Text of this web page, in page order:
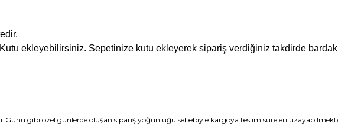
ekleyebilirsiniz. Sepetinize kutu ekleyerek sipariş verdiğiniz takdirde
Günü gibi özel günlerde oluşan sipariş yoğunluğu sebebiyle kargoya teslim süreleri